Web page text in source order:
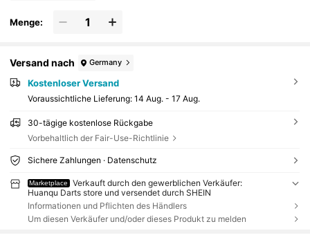
Menge:
Versand nach Germany
Kostenloser Versand
Voraussichtliche Lieferung: 14 Aug. - 17 Aug.
30-tägige kostenlose Rückgabe
Vorbehaltlich der Fair-Use-Richtlinie
Sichere Zahlungen · Datenschutz
Marketplace
Verkauft durch den gewerblichen Verkäufer:
Huanqu Darts store und versendet durch SHEIN
Informationen und Pflichten des Händlers
Um diesen Verkäufer und/oder dieses Produkt zu melden